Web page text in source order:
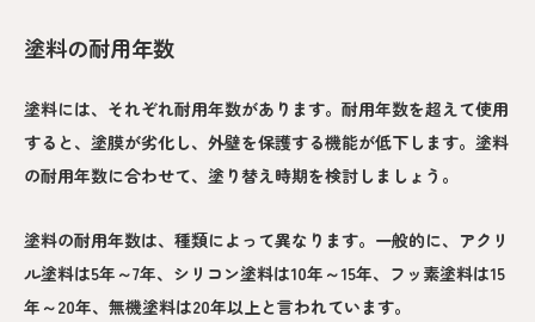
塗料の耐用年数
塗料には、それぞれ耐用年数があります。耐用年数を超えて使用
すると、塗膜が劣化し、外壁を保護する機能が低下します。塗料
の耐用年数に合わせて、塗り替え時期を検討しましょう。
塗料の耐用年数は、種類によって異なります。一般的に、アクリ
ル塗料は5年～7年、シリコン塗料は10年～15年、フッ素塗料は15
年～20年、無機塗料は20年以上と言われています。